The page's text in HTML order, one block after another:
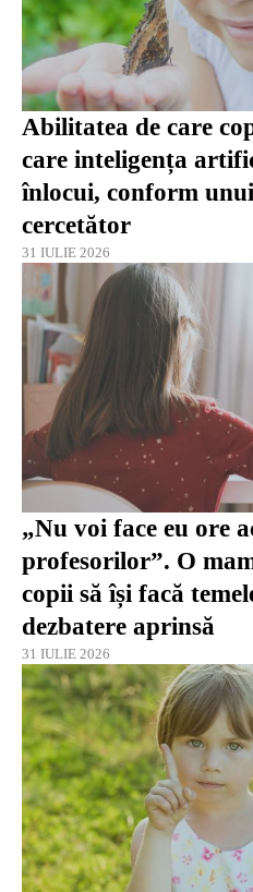
Abilitatea de care
care inteligența
înlocui, conform
cercetător
31 IULIE 2026
„Nu voi face eu ore
profesorilor”. O
copii să își facă
dezbatere aprinsă
31 IULIE 2026